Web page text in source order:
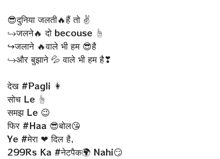
😎दुनिया जलती🔥हैं तो ✌
↪जलने🔥 दो becouse ☝
↪जलाने 🔥वाले भी हम 😎है
↪और बुझाने 💦 वाले भी हम है❣
देख #Pagli 👩
सोच Le ☝
समझ Le 😉
फिर #Haa 😎बोल😘
Ye #मेरा ❤ दिल है,
299Rs Ka #नेटपैक🌍 Nahi😏